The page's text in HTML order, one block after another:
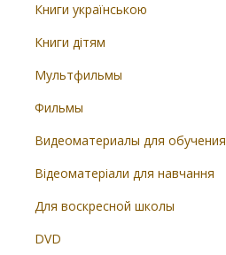
Книги українською
Книги дітям
Мультфильмы
Фильмы
Видеоматериалы для обучения
Відеоматеріали для навчання
Для воскресной школы
DVD